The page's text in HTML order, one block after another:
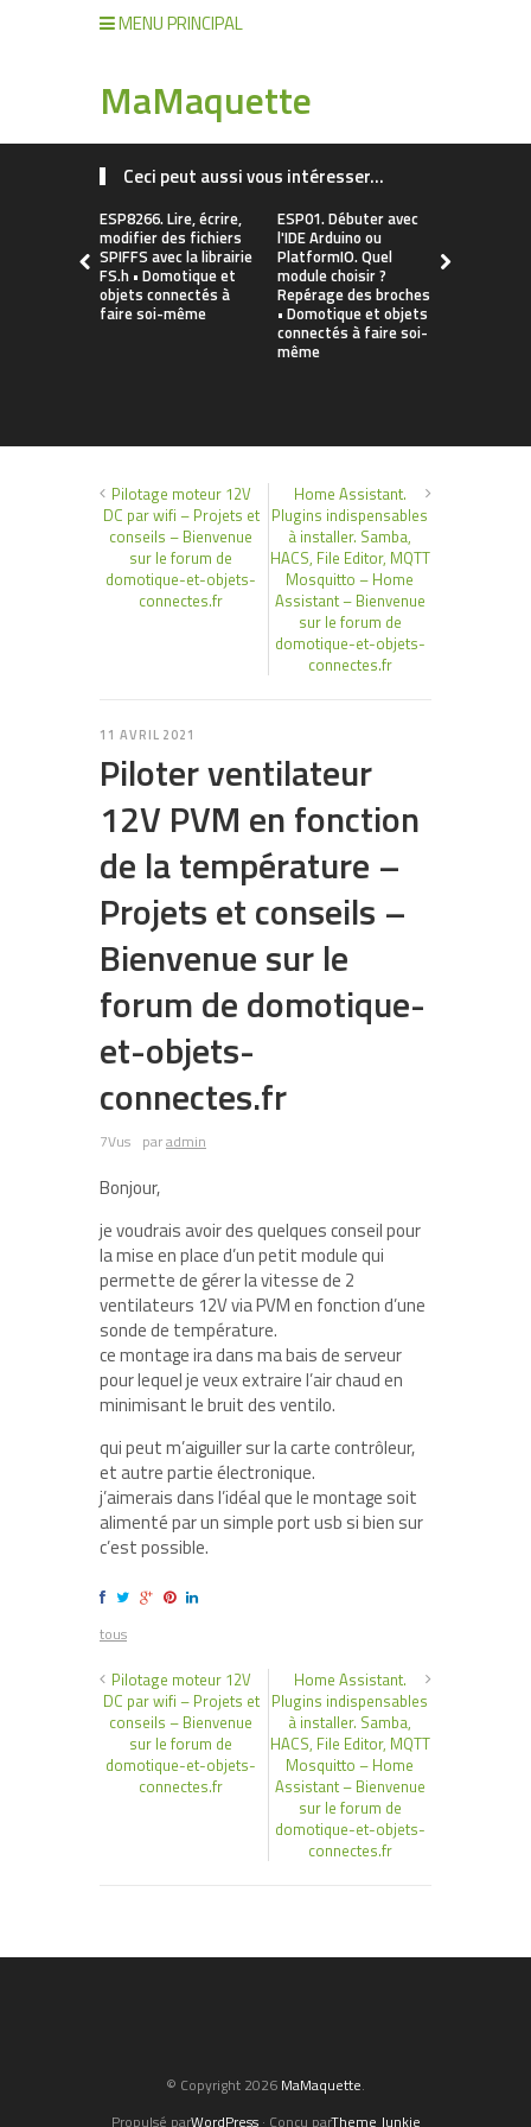
MENU PRINCIPAL
MaMaquette
Ceci peut aussi vous intéresser...
ESP8266. Lire, écrire,
modifier des fichiers
SPIFFS avec la librairie
FS.h • Domotique et
objets connectés à
faire soi-même
ESP01. Débuter avec
l'IDE Arduino ou
PlatformIO. Quel
module choisir ?
Repérage des broches
• Domotique et objets
connectés à faire soi-
même
Pilotage moteur 12V
DC par wifi – Projets et
conseils – Bienvenue
sur le forum de
domotique-et-objets-
connectes.fr
Home Assistant.
Plugins indispensables
à installer. Samba,
HACS, File Editor, MQTT
Mosquitto – Home
Assistant – Bienvenue
sur le forum de
domotique-et-objets-
connectes.fr
11 AVRIL 2021
Piloter ventilateur
12V PVM en fonction
de la température –
Projets et conseils –
Bienvenue sur le
forum de domotique-
et-objets-
connectes.fr
7Vus paradmin
Bonjour,
je voudrais avoir des quelques conseil pour
la mise en place d’un petit module qui
permette de gérer la vitesse de 2
ventilateurs 12V via PVM en fonction d’une
sonde de température.
ce montage ira dans ma bais de serveur
pour lequel je veux extraire l’air chaud en
minimisant le bruit des ventilo.
qui peut m’aiguiller sur la carte contrôleur,
et autre partie électronique.
j’aimerais dans l’idéal que le montage soit
alimenté par un simple port usb si bien sur
c’est possible.
tous
Pilotage moteur 12V
DC par wifi – Projets et
conseils – Bienvenue
sur le forum de
domotique-et-objets-
connectes.fr
Home Assistant.
Plugins indispensables
à installer. Samba,
HACS, File Editor, MQTT
Mosquitto – Home
Assistant – Bienvenue
sur le forum de
domotique-et-objets-
connectes.fr
© Copyright 2026 MaMaquette.
Propulsé parWordPress· Conçu parTheme Junkie